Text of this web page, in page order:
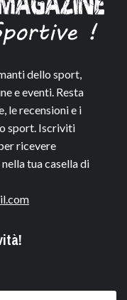
dello sport,
e eventi. Resta
le recensioni e i
sport. Iscriviti
ricevere
tua casella di